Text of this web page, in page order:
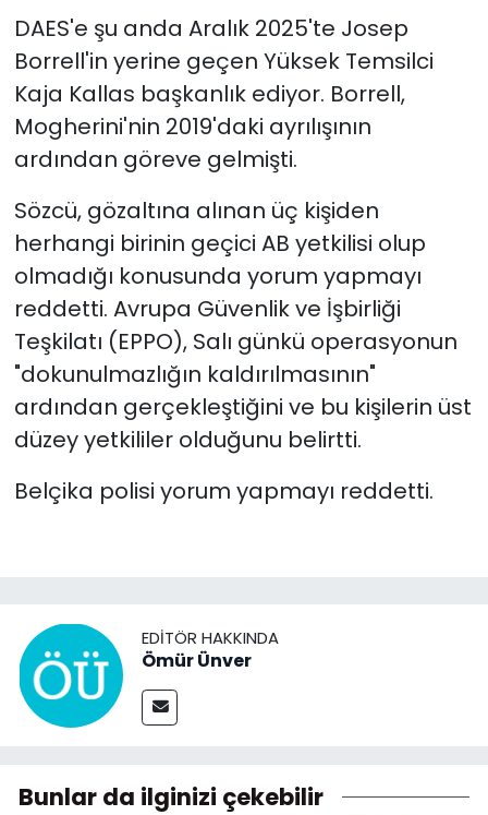
DAES'e şu anda Aralık 2025'te Josep
Borrell'in yerine geçen Yüksek Temsilci
Kaja Kallas başkanlık ediyor. Borrell,
Mogherini'nin 2019'daki ayrılışının
ardından göreve gelmişti.
Sözcü, gözaltına alınan üç kişiden
herhangi birinin geçici AB yetkilisi olup
olmadığı konusunda yorum yapmayı
reddetti. Avrupa Güvenlik ve İşbirliği
Teşkilatı (EPPO), Salı günkü operasyonun
"dokunulmazlığın kaldırılmasının"
ardından gerçekleştiğini ve bu kişilerin üst
düzey yetkililer olduğunu belirtti.
Belçika polisi yorum yapmayı reddetti.
EDITÖR HAKKINDA
Ömür Ünver
Bunlar da ilginizi çekebilir